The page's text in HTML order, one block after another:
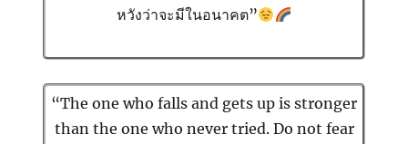
หวังว่าจะมีในอนาคต”
“The one who falls and gets up is stronger
than the one who never tried. Do not fear